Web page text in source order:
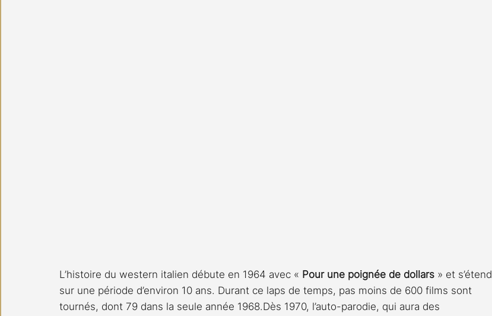
L’histoire du western italien débute en 1964 avec « Pour une poignée de dollars » et s’étend
sur une période d’environ 10 ans. Durant ce laps de temps, pas moins de 600 films sont
tournés, dont 79 dans la seule année 1968.Dès 1970, l’auto-parodie, qui aura des